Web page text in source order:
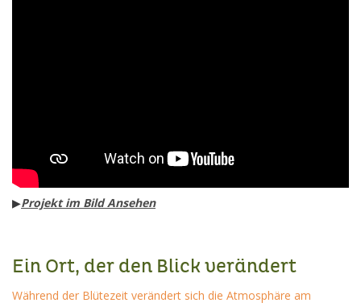
▶Projekt im Bild Ansehen
Ein Ort, der den Blick verändert
Während der Blütezeit verändert sich die Atmosphäre am